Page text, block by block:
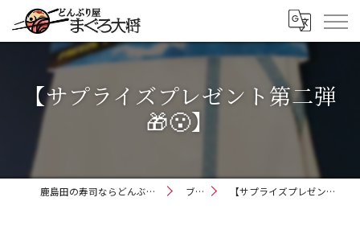
【サプライズプレゼント第二弾
🎁😮】
鹿島田の寿司ならどんぶり屋まぐろ大将 ブログ 【サプライズプレゼント第二弾🎁😮】